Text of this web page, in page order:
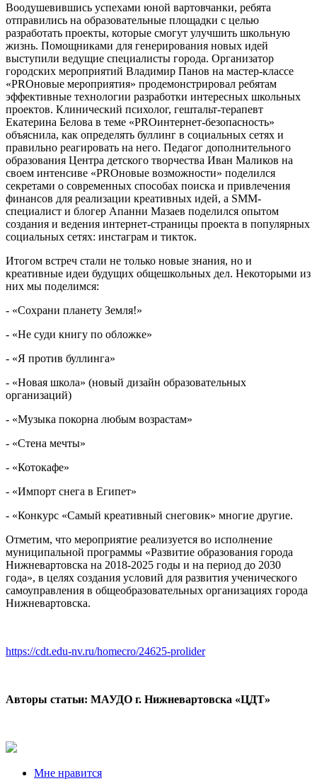
Воодушевившись успехами юной вартовчанки, ребята
отправились на образовательные площадки с целью
разработать проекты, которые смогут улучшить школьную
жизнь. Помощниками для генерирования новых идей
выступили ведущие специалисты города. Организатор
городских мероприятий Владимир Панов на мастер-классе
«PROновые мероприятия» продемонстрировал ребятам
эффективные технологии разработки интересных школьных
проектов. Клинический психолог, гештальт-терапевт
Екатерина Белова в теме «PROинтернет-безопасность»
объяснила, как определять буллинг в социальных сетях и
правильно реагировать на него. Педагог дополнительного
образования Центра детского творчества Иван Маликов на
своем интенсиве «PROновые возможности» поделился
секретами о современных способах поиска и привлечения
финансов для реализации креативных идей, а SMM-
специалист и блогер Апанни Мазаев поделился опытом
создания и ведения интернет-страницы проекта в популярных
социальных сетях: инстаграм и тикток.
Итогом встреч стали не только новые знания, но и
креативные идеи будущих общешкольных дел. Некоторыми из
них мы поделимся:
- «Сохрани планету Земля!»
- «Не суди книгу по обложке»
- «Я против буллинга»
- «Новая школа» (новый дизайн образовательных
организаций)
- «Музыка покорна любым возрастам»
- «Стена мечты»
- «Котокафе»
- «Импорт снега в Египет»
- «Конкурс «Самый креативный снеговик» многие другие.
Отметим, что мероприятие реализуется во исполнение
муниципальной программы «Развитие образования города
Нижневартовска на 2018-2025 годы и на период до 2030
года», в целях создания условий для развития ученического
самоуправления в общеобразовательных организациях города
Нижневартовска.
https://cdt.edu-nv.ru/homecro/24625-prolider
Авторы статьи: МАУДО г. Нижневартовска «ЦДТ»
Мне нравится